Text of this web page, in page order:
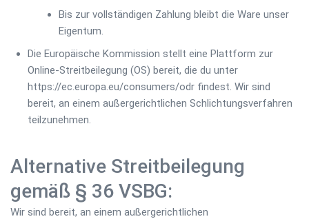
Bis zur vollständigen Zahlung bleibt die Ware unser
Eigentum.
Die Europäische Kommission stellt eine Plattform zur
Online-Streitbeilegung (OS) bereit, die du unter
https://ec.europa.eu/consumers/odr findest. Wir sind
bereit, an einem außergerichtlichen Schlichtungsverfahren
teilzunehmen.
Alternative Streitbeilegung
gemäß § 36 VSBG:
Wir sind bereit, an einem außergerichtlichen